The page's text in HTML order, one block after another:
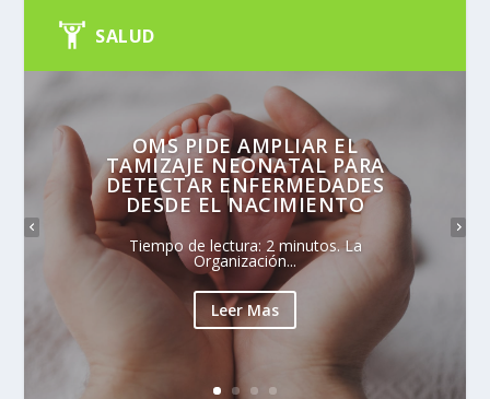
SALUD
OMS PIDE AMPLIAR EL
TAMIZAJE NEONATAL PARA
DETECTAR ENFERMEDADES
DESDE EL NACIMIENTO
Tiempo de lectura: 2 minutos. La
Organización...
Leer Mas